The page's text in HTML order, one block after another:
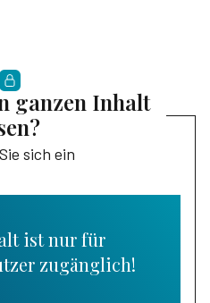
ganzen Inhalt
sich ein
ist nur für
zugänglich!